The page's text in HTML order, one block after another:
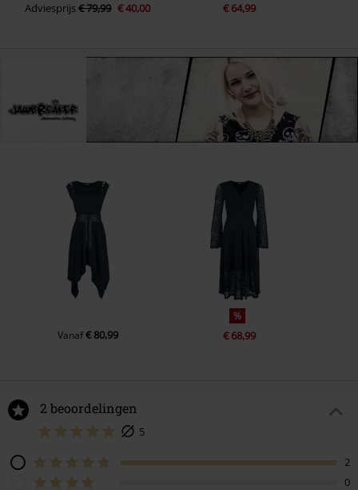
Adviesprijs€ 79,99 € 40,00 € 64,99
Vanaf€ 80,99
%
€ 68,99
2 beoordelingen
5
2
0